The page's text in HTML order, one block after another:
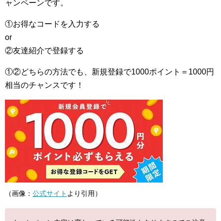
ャンペーンです。
①お得なコードを入力する
or
②友達紹介で登録する
①②どちらの方法でも、新規登録で1000ポイント＝1000円
相当のチャンスです！
（画像： 公式サイト より引用）